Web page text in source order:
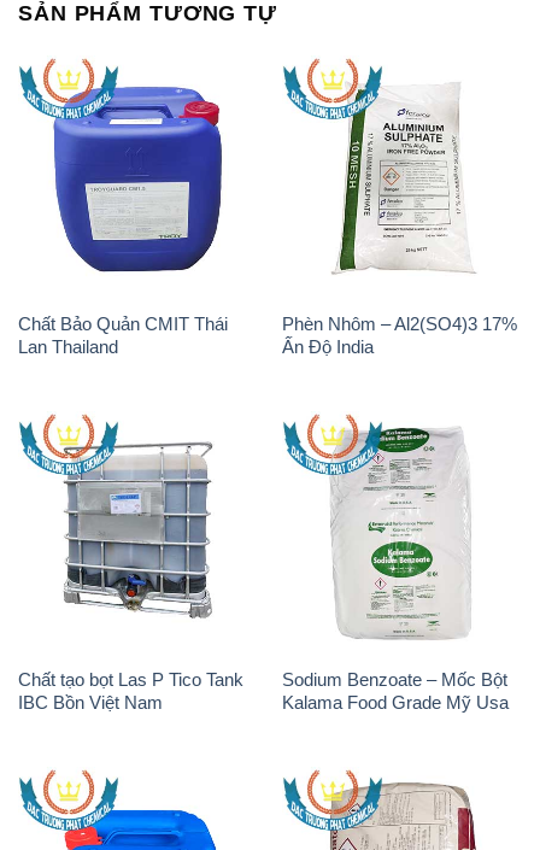
SẢN PHẨM TƯƠNG TỰ
Chất Bảo Quản CMIT Thái
Lan Thailand
Phèn Nhôm – Al2(SO4)3 17%
Ấn Độ India
Chất tạo bọt Las P Tico Tank
IBC Bồn Việt Nam
Sodium Benzoate – Mốc Bột
Kalama Food Grade Mỹ Usa